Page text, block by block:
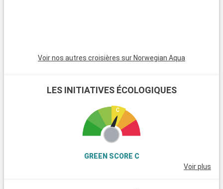
Voir nos autres croisières sur Norwegian Aqua
LES INITIATIVES ÉCOLOGIQUES
GREEN SCORE C
Voir plus